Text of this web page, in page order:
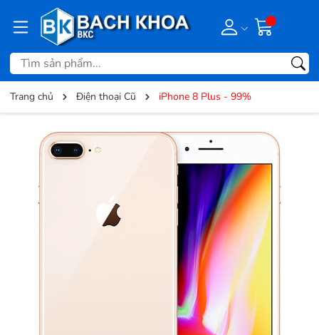
Trang chủ Điện thoại Cũ iPhone 8 Plus - 99%